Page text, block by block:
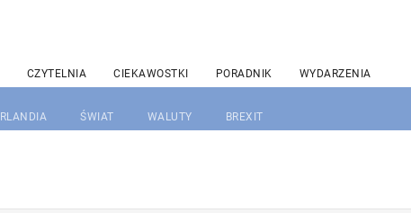
CZYTELNIA CIEKAWOSTKI PORADNIK WYDARZENIA
IRLANDIA ŚWIAT WALUTY BREXIT